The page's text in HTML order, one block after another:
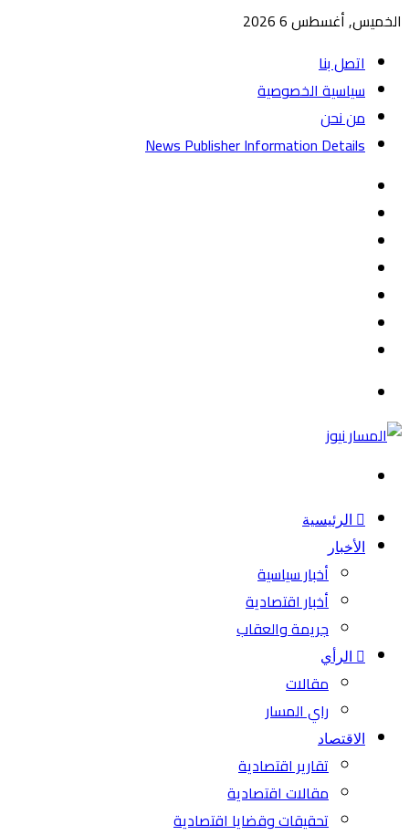
الخميس, أغسطس 6 2026
اتصل بنا
سياسية الخصوصية
من نحن
News Publisher Information Details
الرئيسية
الأخبار
أخبار سياسية
أخبار اقتصادية
جريمة والعقاب
الرأي
مقالات
راي المسار
الاقتصاد
تقارير اقتصادية
مقالات اقتصادية
تحقيقات وقضايا اقتصادية